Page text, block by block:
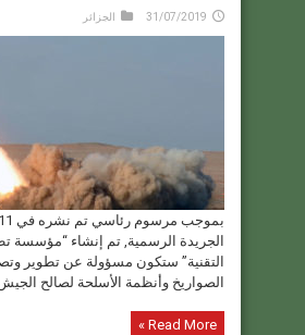
31/07/2019 الجزائر
الجريدة الرسمية, تم إنشاء “مؤسسة
التقنية” ستكون مسؤولة عن تطوير
الصواريخ وأنظمة الأسلحة لصالح
Read More »